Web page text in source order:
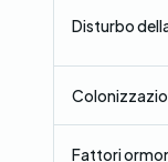
Disturbo
Fattori